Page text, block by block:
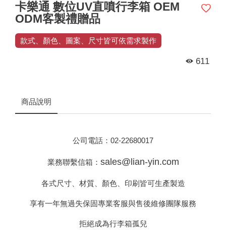
卡樂通 數位UV直噴行李箱 OEM
ODM客製禮贈品
款式、顏色、圖案、尺寸皆可依需求製作
611
商品說明
公司電話： 02-22680017
業務聯繫信箱： sales@lian-yin.com
各式尺寸、材質、顏色、印刷皆可生產製造
享有一年無過失保固專業客服與售後維修團隊服務
拒絕成為行李箱孤兒